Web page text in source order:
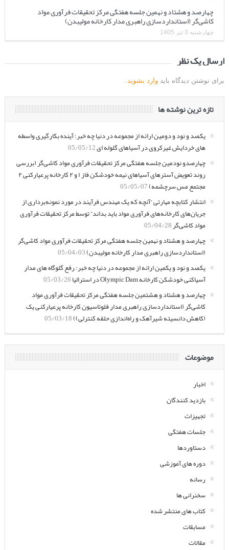
چهارصد و هشتاد و نهمین جلسه هفتگی مرکز تحقیقات فرآوری مواد
کاشی‌گر (استانداردسازی راهبری مدار کارخانه مولیبدن)
چهارشنبه 3 تیر 1405
ارسال یک نظر
برای نوشتن دیدگاه باید وارد بشوید
تازه ترین نوشته ها
یکصد و نود و دومین ارائه از مجموعه در دنیا چه خبر: آینده بکارگیری واسطه
های خردایش غیرکروی در آسیاهای گلوله ای05/05/12
چهارصدو نودمین جلسه هفتگی مرکز تحقیقات فرآوری مواد کاشی‌گر (بررسی
روند تعویض آسترهای آسیاهای نیمه خودشکن فاز ۱ و ۲ کارخانه پرعیارکنی ۲
مجتمع مس سرچشمه)05/05/07
انتشار کتابچه مهارتی “آنچه که یک مهندس فرآیند در مورد نمونه‌برداری از
جریان‌های کارخانه‌های فرآوری مواد باید بداند” توسط مرکز تحقیقات فرآوری
مواد کاشی‌گر05/04/28
چهارصد و هشتاد و نهمین جلسه هفتگی مرکز تحقیقات فرآوری مواد کاشی‌گر
(استانداردسازی راهبری مدار کارخانه مولیبدن)05/04/03
یکصد و نود و یکمین ارائه از مجموعه در دنیا چه خبر: رفع گلوگاه های مدار
آسیاکنی خودشکن کارخانه Olympic Dam در استرالیا
05/03/26
چهارصد و هشتاد و هشتمین جلسه هفتگی مرکز تحقیقات فرآوری مواد
کاشی‌گر (استانداردسازی راهبری مدار فلوتاسیون کارخانه پرعیارکنی یک
(کاهش دانسیته شیرآهک و راه‌اندازی حلقه کنترلی))05/03/18
موضوعات
اخبار
بازدید کنندگان
تجهیزات
جلسات هفتگی
دستاوردها
دوره های آموزشی
رسانه
سخنرانی ها
کتاب های منتشر شده
مسابقات
مقالات